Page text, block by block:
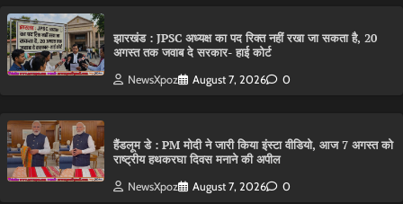
झारखंड : JPSC अध्यक्ष का पद रिक्त नहीं रखा जा सकता है, 20
अगस्त तक जवाब दे सरकार- हाई कोर्ट
NewsXpoz August 7, 2026 0
हैंडलूम डे : PM मोदी ने जारी किया इंस्टा वीडियो, आज 7 अगस्त को
राष्ट्रीय हथकरघा दिवस मनाने की अपील
NewsXpoz August 7, 2026 0